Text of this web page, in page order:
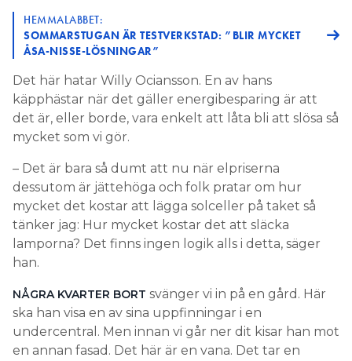
HEMMALABBET:
SOMMARSTUGAN ÄR TESTVERKSTAD: ”BLIR MYCKET
ÅSA-NISSE-LÖSNINGAR”
Det här hatar Willy Ociansson. En av hans
käpphästar när det gäller energibesparing är att
det är, eller borde, vara enkelt att låta bli att slösa så
mycket som vi gör.
– Det är bara så dumt att nu när elpriserna
dessutom är jättehöga och folk pratar om hur
mycket det kostar att lägga solceller på taket så
tänker jag: Hur mycket kostar det att släcka
lamporna? Det finns ingen logik alls i detta, säger
han.
NÅGRA KVARTER BORT svänger vi in på en gård. Här
ska han visa en av sina uppfinningar i en
undercentral. Men innan vi går ner dit kisar han mot
en annan fasad. Det här är en vana. Det tar en